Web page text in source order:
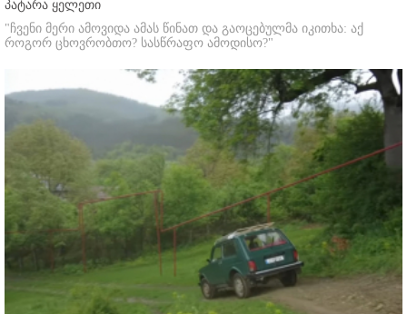
პატარა ყელეთი
"ჩვენი მერი ამოვიდა ამას წინათ და გაოცებულმა იკითხა: აქ
როგორ ცხოვრობთო? სასწრაფო ამოდისო?"